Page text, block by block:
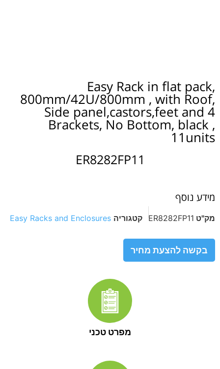
Easy Rack in flat pack,
800mm/42U/800mm , with Roof,
Side panel,castors,feet and 4
Brackets, No Bottom, black ,
11units
ER8282FP11
מידע נוסף
מק"ט ER8282FP11 קטגוריה Easy Racks and Enclosures
בקשה להצעת מחיר
מפרט טכני